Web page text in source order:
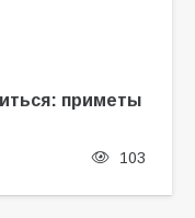
приметы
103